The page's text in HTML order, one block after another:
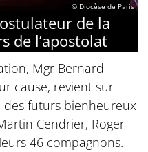
© Diocèse de Paris
de la
de l’apostolat
Mgr Bernard
cause, revient sur
des futurs bienheureux
Cendrier, Roger
46 compagnons.